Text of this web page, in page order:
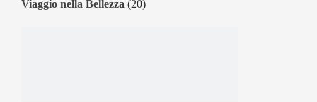
Viaggio nella Bellezza (20)